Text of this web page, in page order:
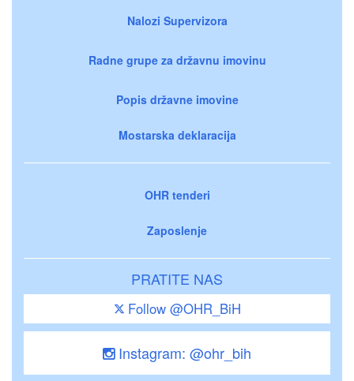
Nalozi Supervizora
Radne grupe za državnu imovinu
Popis državne imovine
Mostarska deklaracija
OHR tenderi
Zaposlenje
PRATITE NAS
Follow @OHR_BiH
Instagram: @ohr_bih